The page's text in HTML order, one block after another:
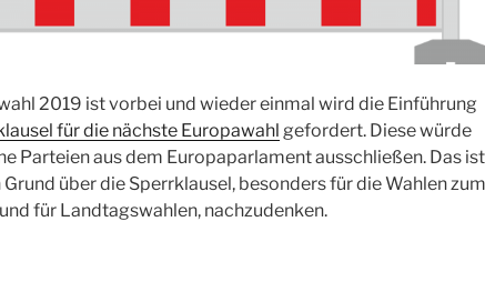
2019 ist vorbei und wieder einmal wird die Einführung
für die nächste Europawahl gefordert. Diese würde
Parteien aus dem Europaparlament ausschließen. Das ist
über die Sperrklausel, besonders für die Wahlen zum
für Landtagswahlen, nachzudenken.